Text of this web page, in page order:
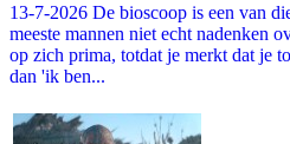
13-7-2026 De bioscoop is een van
meeste mannen niet echt nadenken
op zich prima, totdat je merkt dat je
dan 'ik ben...